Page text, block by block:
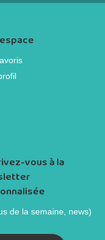
vous à la
de la semaine, news)